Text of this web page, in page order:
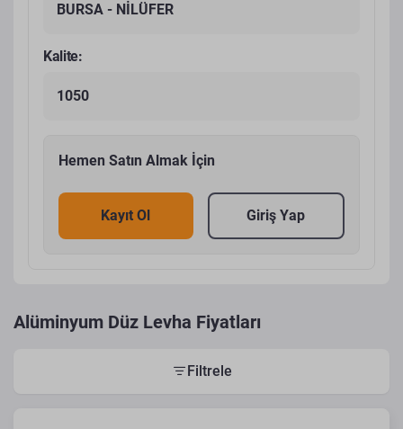
BURSA - NİLÜFER
Kalite:
1050
Hemen Satın Almak İçin
Kayıt Ol Giriş Yap
Alüminyum Düz Levha Fiyatları
Filtrele